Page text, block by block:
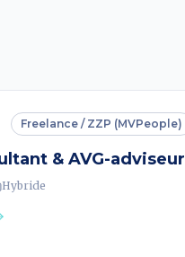
Freelance / ZZP (MVPeople)
& AVG-adviseur
Hybride